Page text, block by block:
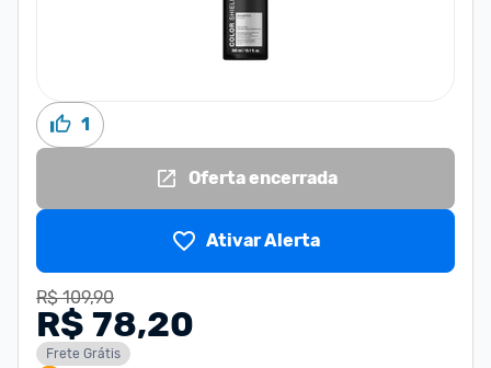
1
Oferta encerrada
Ativar Alerta
R$ 109,90
R$ 78,20
Frete Grátis